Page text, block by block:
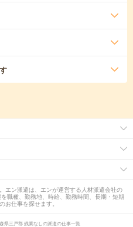
エン派遣は、エンが運営する人材派遣会社の
職種、勤務地、時給、勤務時間、長期・短期
お仕事を探せます。
県三戸郡 残業なしの派遣の仕事一覧